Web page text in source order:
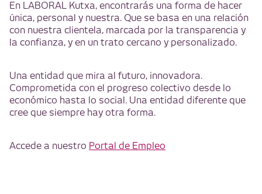
En LABORAL Kutxa, encontrarás una forma de hacer
única, personal y nuestra. Que se basa en una relación
con nuestra clientela, marcada por la transparencia y
la confianza, y en un trato cercano y personalizado.
Una entidad que mira al futuro, innovadora.
Comprometida con el progreso colectivo desde lo
económico hasta lo social. Una entidad diferente que
cree que siempre hay otra forma.
Accede a nuestro Portal de Empleo